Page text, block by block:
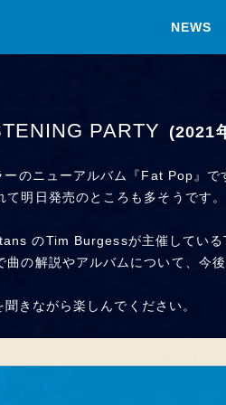
NEWS
PARTY (2021
のニューアルバム『Fat Pop』で
明日発売のところも多そうです。
のTim Burgessが主催してい
曲の解説やアルバムについて、今
きながら楽しんでください。